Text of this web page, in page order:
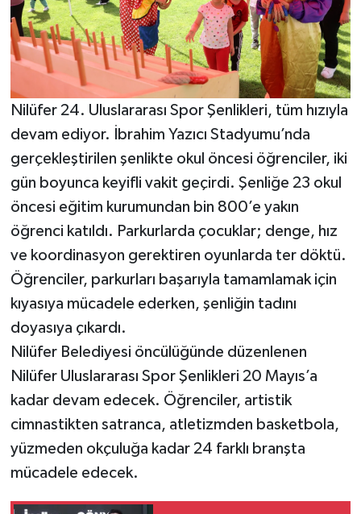
Nilüfer 24. Uluslararası Spor Şenlikleri, tüm hızıyla
devam ediyor. İbrahim Yazıcı Stadyumu’nda
gerçekleştirilen şenlikte okul öncesi öğrenciler, iki
gün boyunca keyifli vakit geçirdi. Şenliğe 23 okul
öncesi eğitim kurumundan bin 800’e yakın
öğrenci katıldı. Parkurlarda çocuklar; denge, hız
ve koordinasyon gerektiren oyunlarda ter döktü.
Öğrenciler, parkurları başarıyla tamamlamak için
kıyasıya mücadele ederken, şenliğin tadını
doyasıya çıkardı.
Nilüfer Belediyesi öncülüğünde düzenlenen
Nilüfer Uluslararası Spor Şenlikleri 20 Mayıs’a
kadar devam edecek. Öğrenciler, artistik
cimnastikten satranca, atletizmden basketbola,
yüzmeden okçuluğa kadar 24 farklı branşta
mücadele edecek.